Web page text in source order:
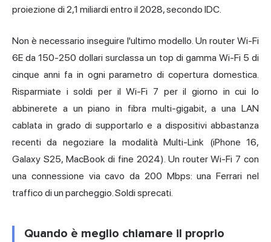
proiezione di 2,1 miliardi entro il 2028, secondo IDC.
Non è necessario inseguire l'ultimo modello. Un router Wi-Fi
6E da 150-250 dollari surclassa un top di gamma Wi-Fi 5 di
cinque anni fa in ogni parametro di copertura domestica.
Risparmiate i soldi per il Wi-Fi 7 per il giorno in cui lo
abbinerete a un piano in fibra multi-gigabit, a una LAN
cablata in grado di supportarlo e a dispositivi abbastanza
recenti da negoziare la modalità Multi-Link (iPhone 16,
Galaxy S25, MacBook di fine 2024). Un router Wi-Fi 7 con
una connessione via cavo da 200 Mbps: una Ferrari nel
traffico di un parcheggio. Soldi sprecati.
Quando è meglio chiamare il proprio